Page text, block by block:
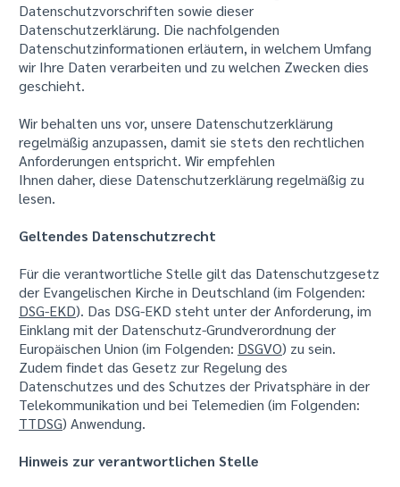
Datenschutzvorschriften sowie dieser
Datenschutzerklärung. Die nachfolgenden
Datenschutzinformationen erläutern, in welchem Umfang
wir Ihre Daten verarbeiten und zu welchen Zwecken dies
geschieht.
Wir behalten uns vor, unsere Datenschutzerklärung
regelmäßig anzupassen, damit sie stets den rechtlichen
Anforderungen entspricht. Wir empfehlen
Ihnen daher, diese Datenschutzerklärung regelmäßig zu
lesen.
Geltendes Datenschutzrecht
Für die verantwortliche Stelle gilt das Datenschutzgesetz
der Evangelischen Kirche in Deutschland (im Folgenden:
DSG-EKD). Das DSG-EKD steht unter der Anforderung, im
Einklang mit der Datenschutz-Grundverordnung der
Europäischen Union (im Folgenden: DSGVO) zu sein.
Zudem findet das Gesetz zur Regelung des
Datenschutzes und des Schutzes der Privatsphäre in der
Telekommunikation und bei Telemedien (im Folgenden:
TTDSG) Anwendung.
Hinweis zur verantwortlichen Stelle